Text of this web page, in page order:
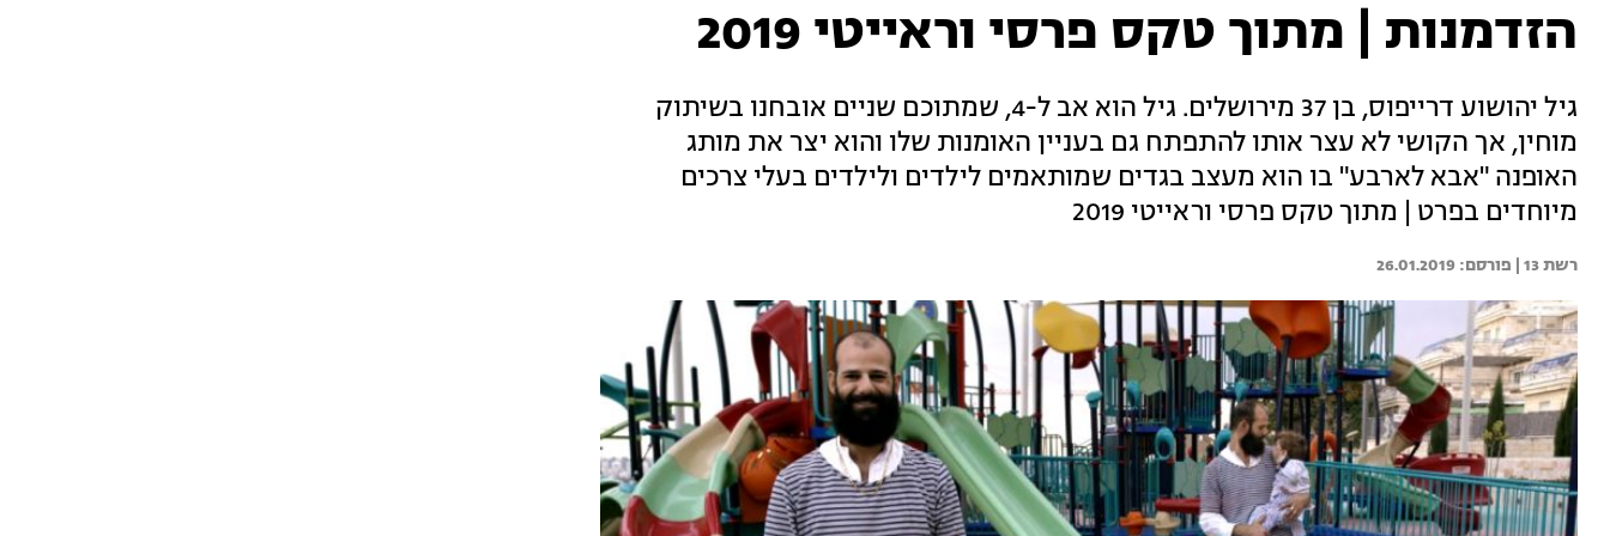
הזדמנות | מתוך טקס פרסי וראייטי 2019
גיל יהושוע דרייפוס, בן 37 מירושלים. גיל הוא אב ל-4, שמתוכם שניים אובחנו בשיתוק
מוחין, אך הקושי לא עצר אותו להתפתח גם בעניין האומנות שלו והוא יצר את מותג
האופנה "אבא לארבע" בו הוא מעצב בגדים שמותאמים לילדים ולילדים בעלי צרכים
מיוחדים בפרט | מתוך טקס פרסי וראייטי 2019
רשת 13 | 26.01.2019